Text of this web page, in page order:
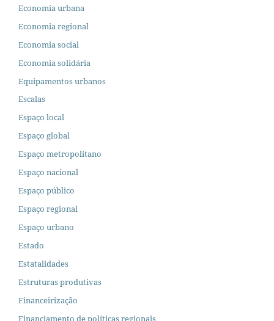
Economia urbana
Economia regional
Economia social
Economia solidária
Equipamentos urbanos
Escalas
Espaço local
Espaço global
Espaço metropolitano
Espaço nacional
Espaço público
Espaço regional
Espaço urbano
Estado
Estatalidades
Estruturas produtivas
Financeirização
Financiamento de políticas regionais